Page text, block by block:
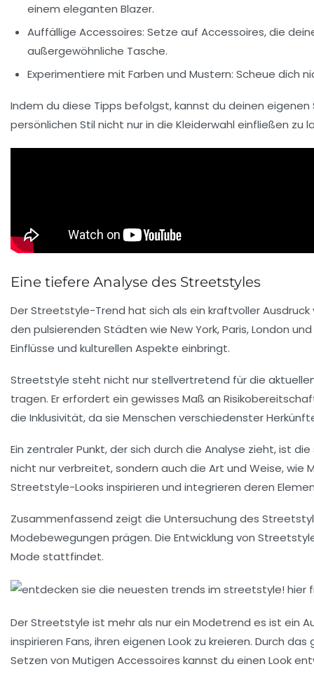
einem eleganten Blazer.
Auffällige Accessoires: Setze auf Accessoires, die
außergewöhnliche Tasche.
Experimentiere mit Farben und Mustern: Scheue dich
Indem du diese Tipps befolgst, kannst du deinen
persönlichen Stil nicht nur in die Kleiderwahl einfließen zu
Eine tiefere Analyse des Streetstyles
DerStreetstyle-Trend hat sich als ein kraftvoller
den pulsierenden Städten wie New York,Paris,London und
Einflüsse und kulturellen Aspekte einbringt.
Streetstyle steht nicht nur stellvertretend für die
tragen. Er erfordert ein gewisses Maß an
die Inklusivität, da sie Menschen verschiedenster
Ein zentraler Punkt, der sich durch die Analyse zieht, ist
nicht nur verbreitet, sondern auch die Art und Weise, wie
Streetstyle-Looks inspirieren und integrieren deren
Zusammenfassend zeigt die Untersuchung des
Modebewegungen prägen. Die Entwicklung von
Mode stattfindet.
Der Streetstyle ist mehr als nur ein Modetrend es ist ein
inspirieren Fans, ihren eigenen Look zu kreieren. Durch
Setzen von Mutigen Accessoires kannst du einen Look